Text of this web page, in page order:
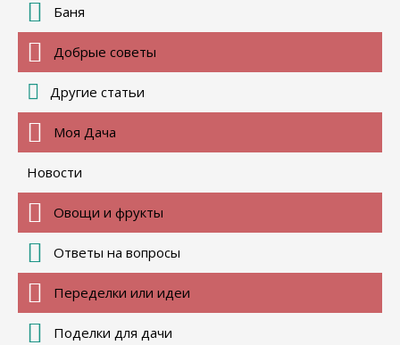
Баня
Добрые советы
Другие статьи
Моя Дача
Новости
Овощи и фрукты
Ответы на вопросы
Переделки или идеи
Поделки для дачи